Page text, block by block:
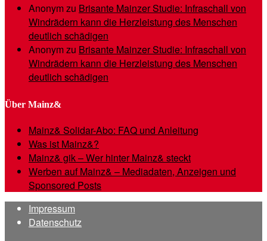
Anonymzu Brisante Mainzer Studie: Infraschall von
Windrädern kann die Herzleistung des Menschen
deutlich schädigen
Anonymzu Brisante Mainzer Studie: Infraschall von
Windrädern kann die Herzleistung des Menschen
deutlich schädigen
Über Mainz&
Mainz& Solidar-Abo: FAQ und Anleitung
Was ist Mainz&?
Mainz& gik – Wer hinter Mainz& steckt
Werben auf Mainz& – Mediadaten, Anzeigen und
Sponsored Posts
Impressum
Datenschutz